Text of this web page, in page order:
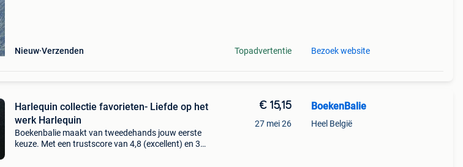
Nieuw Verzenden Topadvertentie Bezoek website
Harlequin collectie favorieten- Liefde op het
werk Harlequin
Boekenbalie maakt van tweedehands jouw eerste
keuze. Met een trustscore van 4,8 (excellent) en 30
€ 15,15
27 mei 26
BoekenBalie
Heel België